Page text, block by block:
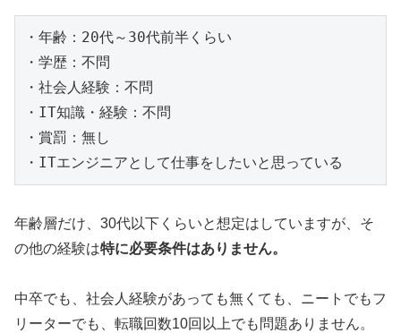
・年齢：20代～30代前半くらい
・学歴：不問
・社会人経験：不問
・IT知識・経験：不問
・賞罰：無し
・ITエンジニアとして仕事をしたいと思っている
年齢層だけ、30代以下くらいと想定はしていますが、そ
の他の経験は特に必要条件はありません。
中卒でも、社会人経験があっても無くても、ニートでもフ
リーターでも、転職回数10回以上でも問題ありません。